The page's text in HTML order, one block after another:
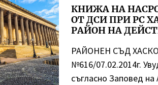
КНИЖА НА
ОТ ДСИ ПРИ РС
РАЙОН НА
РАЙОНЕН СЪД
№616/07.02.2014г.
съгласно Заповед